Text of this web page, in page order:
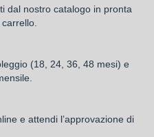
dal nostro catalogo in pronta
(18, 24, 36, 48 mesi) e
e attendi l’approvazione di